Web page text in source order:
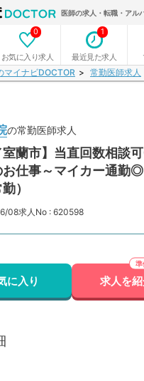
医師の求人・転職・アル
お気に入り求人
0
最近見た求人
1
マイナビDOCTOR 常勤医師求人
の常勤医師求人
室蘭市】当直回数相談
仕事～マイカー通勤
）
08求人No : 620598
に入り 求人を